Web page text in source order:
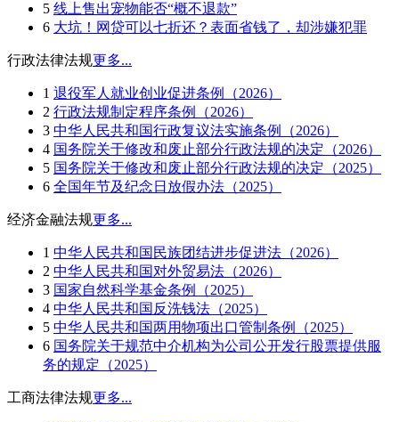
5 线上售出宠物能否“概不退款”
6 大坑！网贷可以七折还？表面省钱了，却涉嫌犯罪
行政法律法规更多...
1 退役军人就业创业促进条例（2026）
2 行政法规制定程序条例（2026）
3 中华人民共和国行政复议法实施条例（2026）
4 国务院关于修改和废止部分行政法规的决定（2026）
5 国务院关于修改和废止部分行政法规的决定（2025）
6 全国年节及纪念日放假办法（2025）
经济金融法规更多...
1 中华人民共和国民族团结进步促进法（2026）
2 中华人民共和国对外贸易法（2026）
3 国家自然科学基金条例（2025）
4 中华人民共和国反洗钱法（2025）
5 中华人民共和国两用物项出口管制条例（2025）
6 国务院关于规范中介机构为公司公开发行股票提供服
务的规定（2025）
工商法律法规更多...